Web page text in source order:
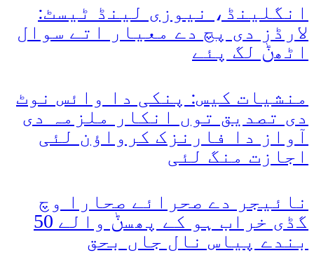
انگلینڈ، نیوزی لینڈ ٹیسٹ:
لارڈز دی پچ دے معیار اتے سوال
اٹھݨ لگ پئے
منشیات کیس: پنکی دا وائس نوٹ
دی تصدیق توں انکار ملزمہ دی
آواز دا فارنزک کرواؤن لئی
اجازت منگ لئی
نائیجر دے صحرائے صحارا وچ
گڈی خراب ہو کے پھسݨ والے 50
بندے پیاس نال جاں بحق